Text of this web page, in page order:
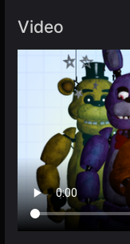
Video